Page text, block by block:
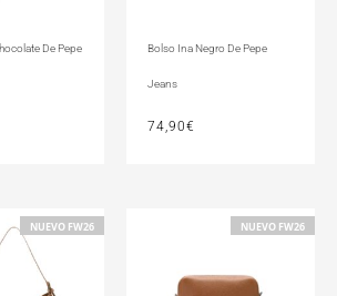
De Pepe Bolso Ina Negro De Pepe
Jeans
74,90€
NUEVO FW26 NUEVO FW26